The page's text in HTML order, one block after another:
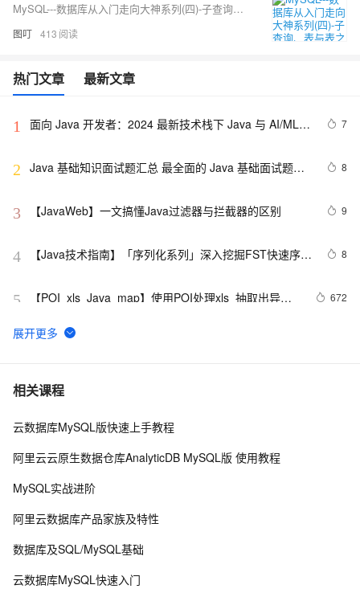
MySQL---数据库从入门走向大神系列(四)-子查询、表与表之间的关系
图叮 413
热门文章 最新文章
1
面向 Java 开发者：2024 最新技术栈下 Java 与 AI/ML
7
2 Java 基础知识面试题汇总 最全面的 Java 基础面试题整
8
3 【JavaWeb】一文搞懂Java过滤器与拦截器的区别 9
4
【Java技术指南】「序列化系列」深入挖掘FST快速序列
8
5
【POI  xls  Java  map】使用POI处理xls  抽取出异常
高度
672
6 Java 注解 阐释 hibernate ORM
7 java 中的多线程   内部类实现 数据共享 和 Runnable实
8 如何提高 Java 高并发程序的性能？
10Eclipse+Jboss报java.lang.OutOfMemoryError：
相关课程
云数据库MySQL版快速上手教程
阿里云云原生数据仓库AnalyticDB MySQL版 使用教程
MySQL实战进阶
阿里云数据库产品家族及特性
数据库及SQL/MySQL基础
云数据库MySQL快速入门